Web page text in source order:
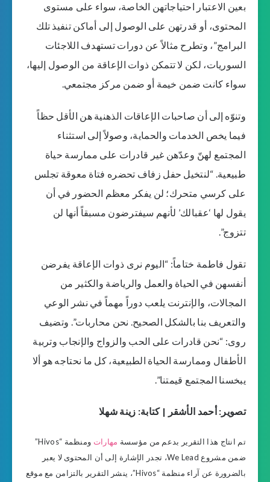
بعين الاعتبار احتياجاتهن الخاصة، سواء على مستوى
المحتوى، أو قدرتهن على الوصول إلى أماكن تنفيذ تلك
البرامج”، وتطرح مثالاً عن دورات تستهدف اللاجئات
السوريات، لكن لا تتمكن ذوات الإعاقة من الوصول إليها،
سواء كانت ضمن خيمة أو ضمن مركز مجتمعي.
وتنوّه إلى أن صاحبات الإعاقات الذهنية هن الأقل حظاً
فيما يخص الخدمات والحماية، وصولاً إلى استثناء
المجتمع لهنّ وعدّهن غير قادرات على ممارسة حياة
طبيعية. “لنتخيل حفل زفاف تحضره فتاة معوقة تجلس
على كرسي متحرك؛ لن يفكر معظم الحضور في أن
يقول لها ‘عقبالك’ لأنهم سيفترضون مسبقاً أنها لن
تتزوج”.
تقول فاطمة ختاماً: “اليوم نرى ذوات الإعاقة يفرضن
أنفسهن في الحياة والعمل والرياضة والكثير من
المجالات، والإنترنت يلعب دوراً مهماً في نشر الوعي
والتعريف بنا بالشكل الصحيح. نحن محاربات”. وتضيف
روى: “نحن قادرات على الحب والزواج والإنجاب وتربية
الأطفال وممارسة الحياة الطبيعية، كل ما نحتاجه هو ألا
يبخسنا المجتمع قيمتنا”.
تصوير: أحمد الأشقر | كتابة: زينة شهلا
تم انتاج هذا التقرير بدعم من مؤسسة مهارات
ومنظمة “Hivos”
ضمن مشروع We Lead، تجدر الإشارة إلى أن المحتوى لا يعبر
بالضرورة عن آراء منظمة “Hivos”، ينشر التقرير بالتزامن مع موقع